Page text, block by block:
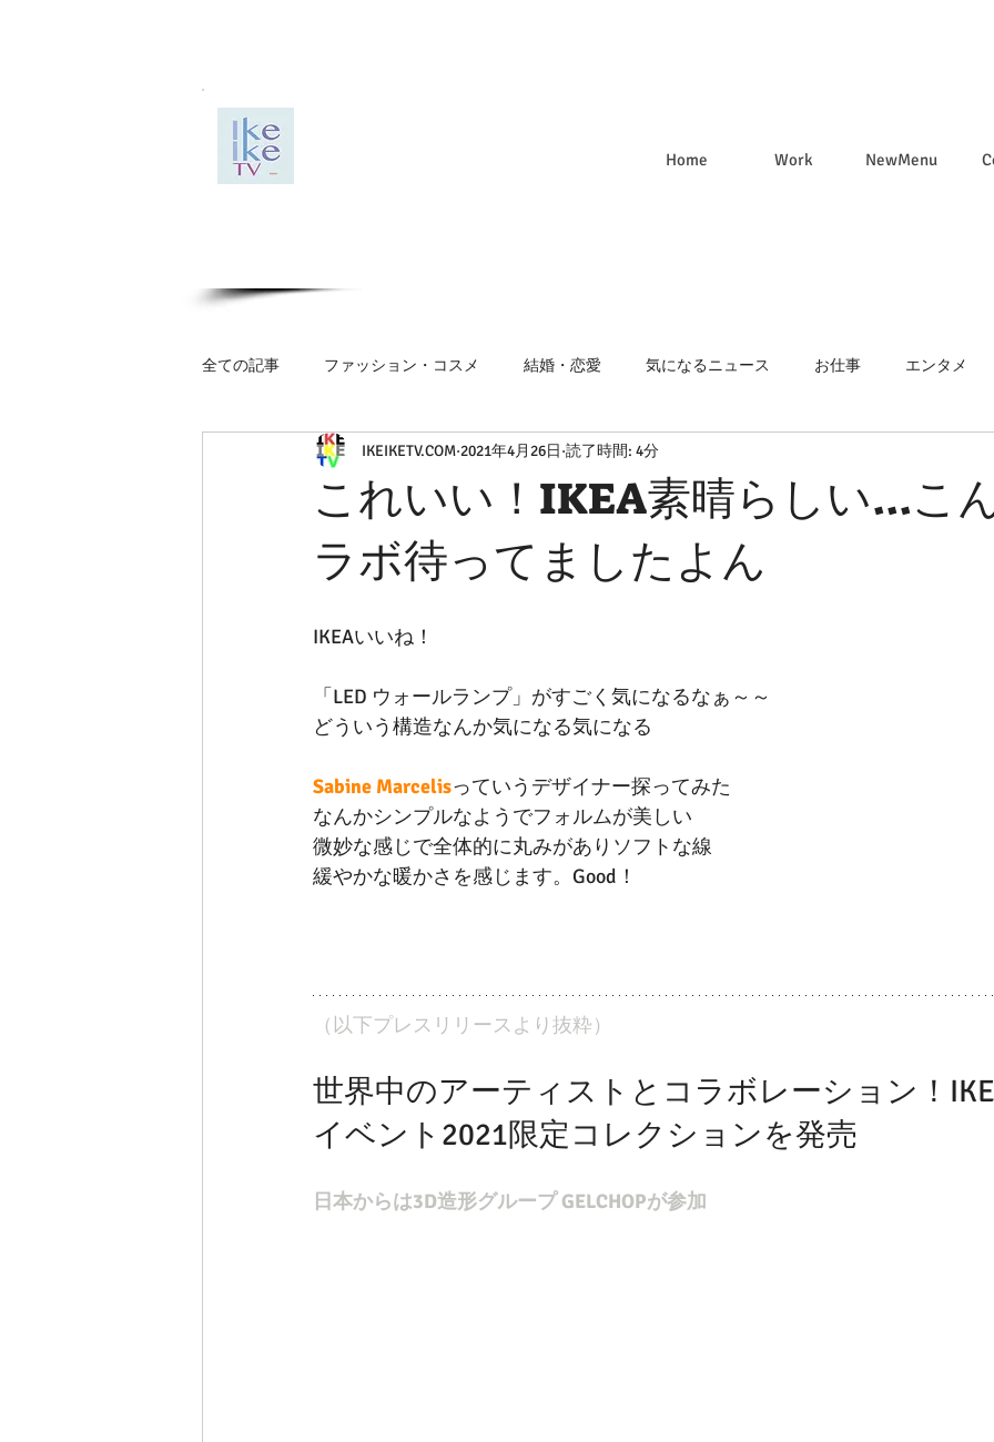
Home Work NewMenu
全ての記事 ファッション・コスメ 結婚・恋愛 気になるニュース お仕事 エンタメ
これいい！IKEA素晴らしい...こ
ラボ待ってましたよん
IKEIKETV.COM 2021年4月26日 読了時間: 4分
IKEAいいね！
「LED ウォールランプ」がすごく気になるなぁ～～
どういう構造なんか気になる気になる
Sabine Marcelisっていうデザイナー探ってみた
なんかシンプルなようでフォルムが美しい
微妙な感じで全体的に丸みがありソフトな線
緩やかな暖かさを感じます。Good！
（以下プレスリリースより抜粋）
世界中のアーティストとコラボレーション！
イベント2021限定コレクションを発売
日本からは3D造形グループ GELCHOPが参加